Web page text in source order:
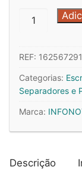
Quantidade
Adesivos
18x70mm
Petit
Terra
100un
2un
REF: 162567291
Categorias:
Separadores e
Marca:
Descrição